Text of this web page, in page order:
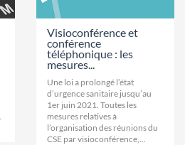
Visioconférence et
conférence
téléphonique : les
mesures...
Une loi a prolongé l’état
d’urgence sanitaire jusqu’au
1er juin 2021. Toutes les
mesures relatives à
l’organisation des réunions du
CSE par visioconférence,...